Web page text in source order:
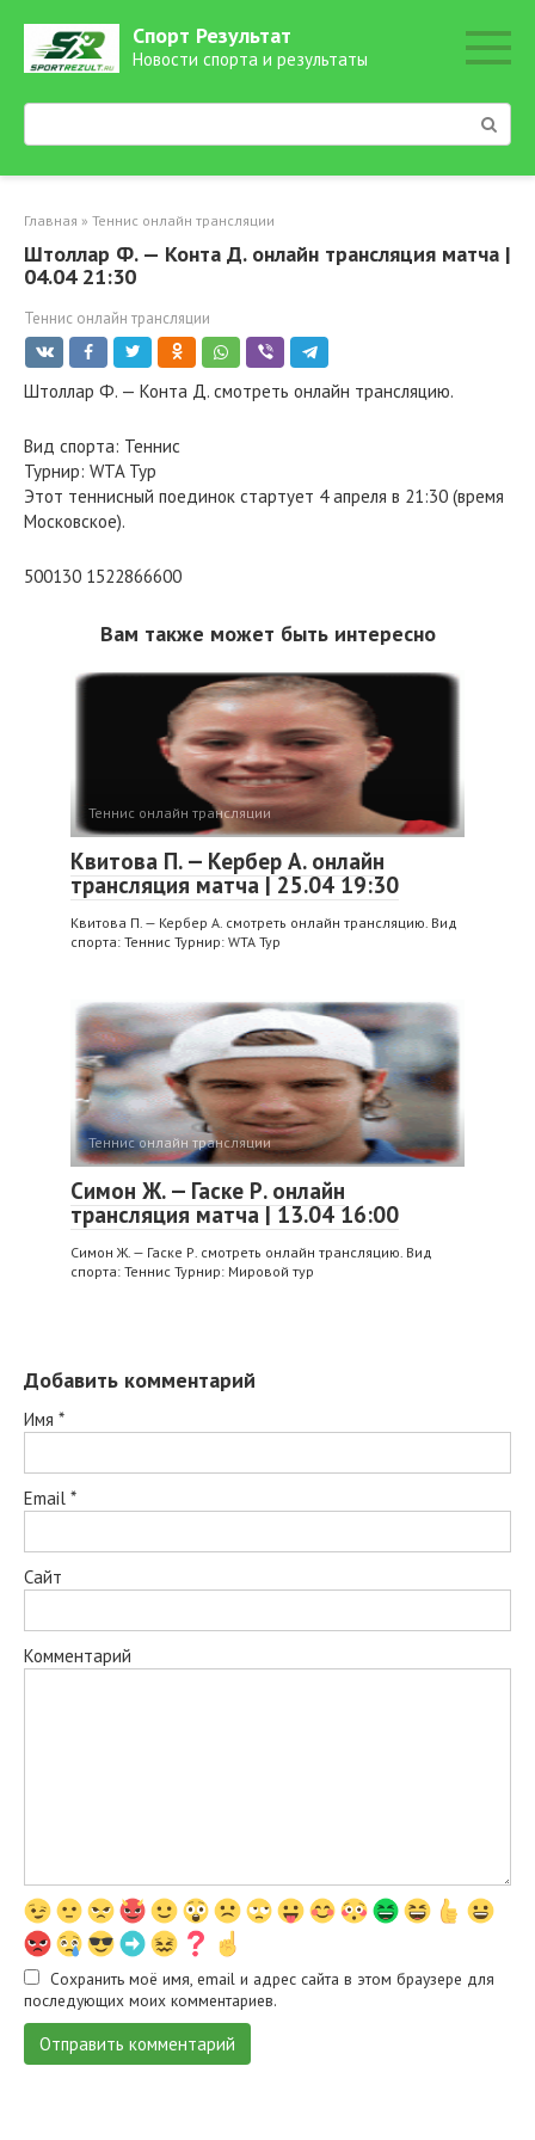
контенту
Спорт Результат
Новости спорта и результаты
Поиск:
Главная » Теннис онлайн трансляции
Штоллар Ф. — Конта Д. онлайн трансляция матча |
04.04 21:30
Теннис онлайн трансляции
Штоллар Ф. — Конта Д. смотреть онлайн трансляцию.
Вид спорта: Теннис
Турнир: WTA Тур
Этот теннисный поединок стартует 4 апреля в 21:30 (время
Московское).
500130 1522866600
Вам также может быть интересно
Теннис онлайн трансляции
Квитова П. — Кербер А. онлайн
трансляция матча | 25.04 19:30
Квитова П. — Кербер А. смотреть онлайн трансляцию. Вид
спорта: Теннис Турнир: WTA Тур
Теннис онлайн трансляции
Симон Ж. — Гаске Р. онлайн
трансляция матча | 13.04 16:00
Симон Ж. — Гаске Р. смотреть онлайн трансляцию. Вид
спорта: Теннис Турнир: Мировой тур
Добавить комментарий
Имя *
Email *
Сайт
Комментарий
Сохранить моё имя, email и адрес сайта в этом браузере для
последующих моих комментариев.